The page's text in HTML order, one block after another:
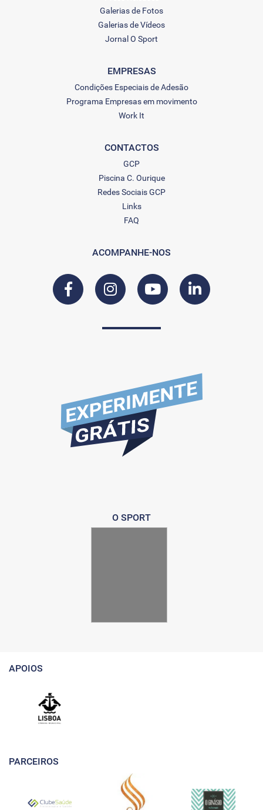
Galerias de Fotos
Galerias de Vídeos
Jornal O Sport
EMPRESAS
Condições Especiais de Adesão
Programa Empresas em movimento
Work It
CONTACTOS
GCP
Piscina C. Ourique
Redes Sociais GCP
Links
FAQ
ACOMPANHE-NOS
O SPORT
APOIOS
PARCEIROS